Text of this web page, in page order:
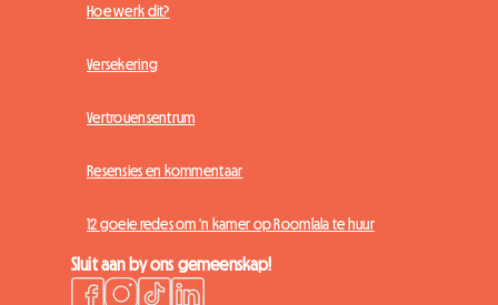
Hoe werk dit?
Versekering
Vertrouensentrum
Resensies en kommentaar
12 goeie redes om 'n kamer op Roomlala te huur
Sluit aan by ons gemeenskap!